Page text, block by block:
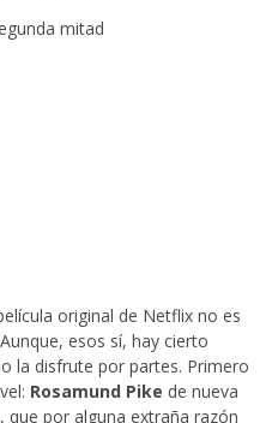
mitad
original de Netflix no es
esos sí, hay cierto
la disfrute por partes. Primero
Rosamund Pike de nueva
que por alguna extraña razón